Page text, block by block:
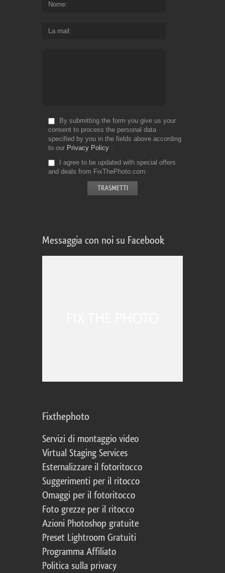
Nome
La mail
By submitting the form you give us your
consent to process the personal data
specified by you in the fields above according
to our Privacy Policy
I agree to be updated with special offers
and deals from FixThePhoto.com
Messaggia con noi su Facebook
Fixthephoto
Servizi di montaggio video
Virtual Staging Services
Esternalizzare il fotoritocco
Suggerimenti per il ritocco
Omaggi per il fotoritocco
Foto grezze per il ritocco
Azioni Photoshop gratuite
Preset Lightroom Gratuiti
Programma Affiliato
Politica sulla privacy